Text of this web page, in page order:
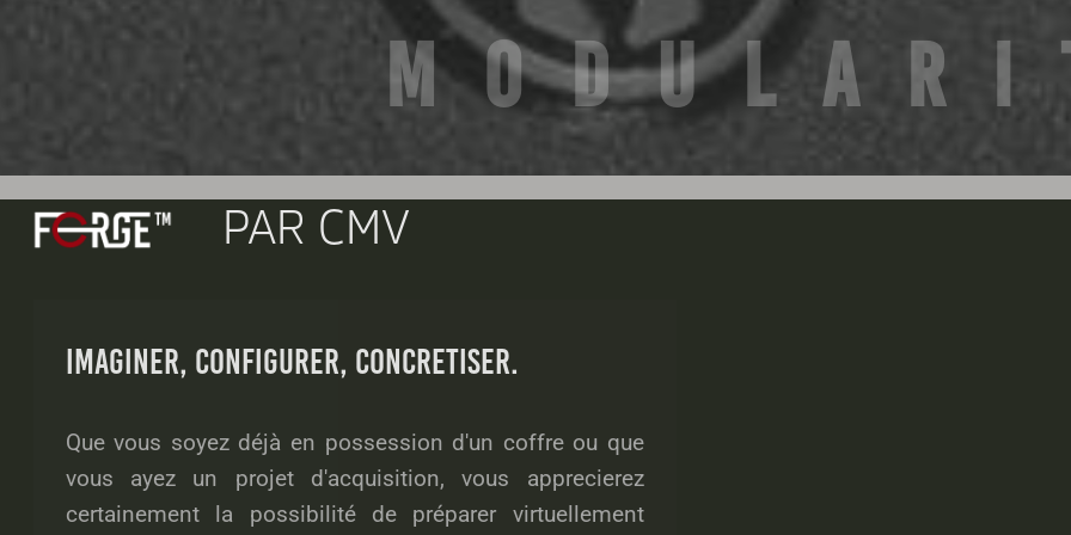
PAR CMV
IMAGINER, CONFIGURER, CONCRETISER.
Que vous soyez déjà en possession d'un coffre ou que
vous ayez un projet d'acquisition, vous apprecierez
certainement la possibilité de préparer virtuellement